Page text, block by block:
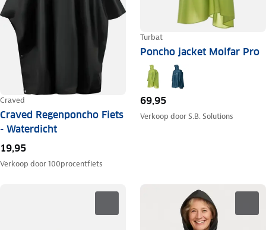
Craved
Craved Regenponcho Fiets
- Waterdicht
19,95
Verkoop door100procentfiets
Turbat
Poncho jacket Molfar Pro
69,95
Verkoop doorS.B. Solutions